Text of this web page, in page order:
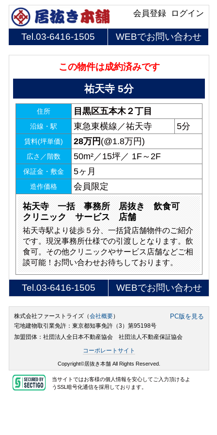
ログイン
会員登録
Tel.03-6416-1505 WEBでお問い合わせ
この物件は成約済みです
祐天寺 5分
住所 目黒区五本木２丁目
沿線・駅 東急東横線／祐天寺 5分
賃料(坪単価) 28万円 (@1.8万円)
広さ／階数 50m²／15坪／ 1F～2F
保証金・敷金 5ヶ月
造作価格 会員限定
祐天寺 一括 事務所 居抜き 飲食可
クリニック サービス 店舗
祐天寺駅より徒歩５分、一括貸店舗物件のご紹介
です。現況事務所仕様での引渡しとなります。飲
食可。その他クリニックやサービス店舗などご相
談可能！お問い合わせお待ちしております。
Tel.03-6416-1505 WEBでお問い合わせ
株式会社ファーストライズ（会社概要） PC版を見る
宅地建物取引業免許：東京都知事免許（3）第95198号
加盟団体：社団法人全日本不動産協会 社団法人不動産保証協会
コーポレートサイト
Copyright©居抜き本舗 All Rights Reserved.
当サイトではお客様の個人情報を安心してご入力頂けるよ
うSSL暗号化通信を採用しております。